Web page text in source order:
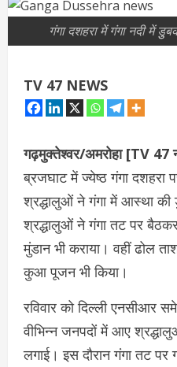
गंगा दशहरा में गंगा नदी में
TV 47 NEWS
गढ़मुक्तेश्वर/अमरोहा [TV 47
ब्रजघाट में ज्येष्ठ गंगा
श्रद्धालुओं ने गंगा में आस्था की
श्रद्धालुओं ने गंगा तट पर
मुंडान भी कराया। वहीं ढोल
कुआ पूजन भी किया।
रविवार को दिल्ली एनसीआर
वीभिन्न जनपदों में आए
लगाई। इस दौरान गंगा तट